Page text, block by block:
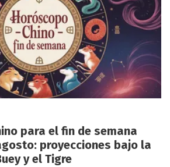
para el fin de semana
proyecciones bajo la
y el Tigre